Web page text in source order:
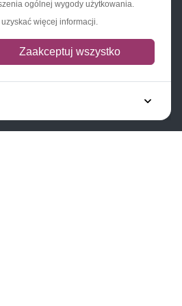
Zapisz się do newslettera
ogólnej wygody użytkowania.
uzyskać więcej informacji.
Zaakceptuj wszystko